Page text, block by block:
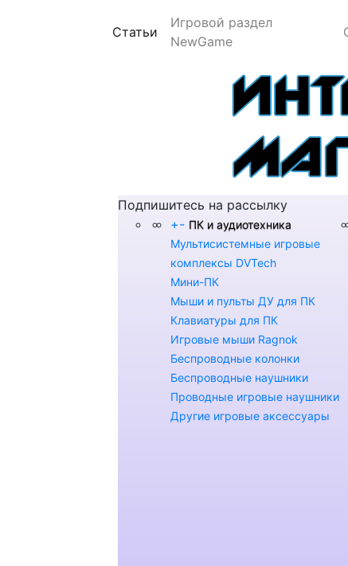
Статьи (current)
Игровой раздел
NewGame
Подпишитесь на рассылку
+- ПК и аудиотехника
Мультисистемные игровые
комплексы DVTech
Мини-ПК
Мыши и пульты ДУ для ПК
Клавиатуры для ПК
Игровые мыши Ragnok
Беспроводные колонки
Беспроводные наушники
Проводные игровые наушники
Другие игровые аксессуары